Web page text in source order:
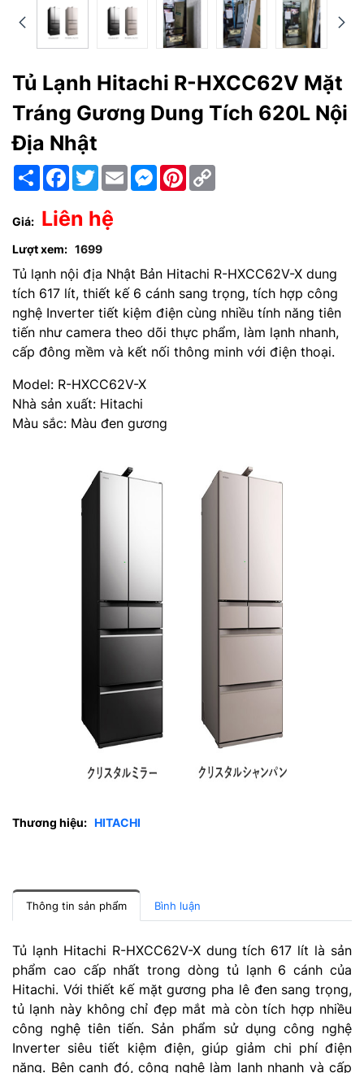
Tủ Lạnh Hitachi R-HXCC62V Mặt
Tráng Gương Dung Tích 620L Nội
Địa Nhật
Chia
sẻ
Facebook
TwitterEmail Messenger
Pinterest
Giá: Liên hệ
Lượt xem: 1699
Tủ lạnh nội địa Nhật Bản Hitachi R-HXCC62V-X dung
tích 617 lít, thiết kế 6 cánh sang trọng, tích hợp công
nghệ Inverter tiết kiệm điện cùng nhiều tính năng tiên
tiến như camera theo dõi thực phẩm, làm lạnh nhanh,
cấp đông mềm và kết nối thông minh với điện thoại.
Model: R-HXCC62V-X
Nhà sản xuất: Hitachi
Màu sắc: Màu đen gương
Thương hiệu: HITACHI
Thông tin sản phẩm Bình luận
Tủ lạnh Hitachi R-HXCC62V-X dung tích 617 lít là sản
phẩm cao cấp nhất trong dòng tủ lạnh 6 cánh của
Hitachi. Với thiết kế mặt gương pha lê đen sang trọng,
tủ lạnh này không chỉ đẹp mắt mà còn tích hợp nhiều
công nghệ tiên tiến. Sản phẩm sử dụng công nghệ
Inverter siêu tiết kiệm điện, giúp giảm chi phí điện
năng. Bên cạnh đó, công nghệ làm lạnh nhanh và cấp